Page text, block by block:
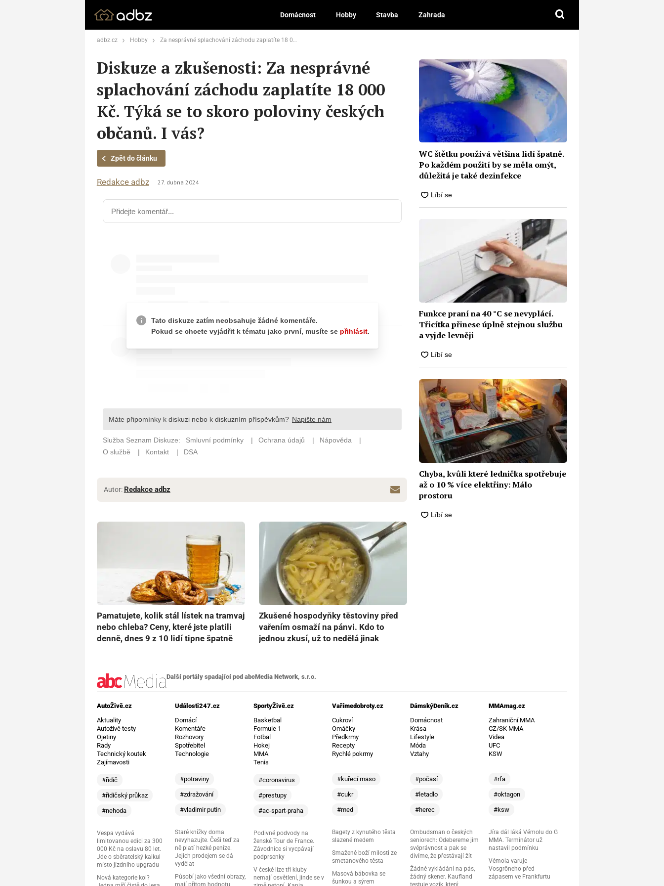
Domácnost Hobby Stavba Zahrada
adbz.cz Hobby Za nesprávné splachování záchodu zaplatíte 18 000 Kč. Týká se to skoro poloviny českých občanů. I vás?
Diskuze a zkušenosti: Za nesprávné
splachování záchodu zaplatíte 18 000
Kč. Týká se to skoro poloviny českých
občanů. I vás?
Zpět do článku
Redakce adbz 27. dubna 2024
Autor: Redakce adbz
Pamatujete, kolik stál lístek na tramvaj
nebo chleba? Ceny, které jste platili
denně, dnes 9 z 10 lidí tipne špatně
Zkušené hospodyňky těstoviny před
vařením osmaží na pánvi. Kdo to
jednou zkusí, už to nedělá jinak
WC štětku používá většina lidí špatně.
Po každém použití by se měla omýt,
důležitá je také dezinfekce
Funkce praní na 40 °C se nevyplácí.
Třicítka přinese úplně stejnou službu
a vyjde levněji
Chyba, kvůli které lednička spotřebuje
až o 10 % více elektřiny: Málo
prostoru
Další portály spadající pod abcMedia Network, s.r.o.
AutoŽivě.cz
Aktuality
Autoživě testy
Ojetiny
Rady
Technický koutek
Zajímavosti
#řidič
#řidičský průkaz
#nehoda
Vespa vydává
limitovanou edici za 300
000 Kč na oslavu 80 let.
Jde o sběratelský kalkul
místo jízdního upgradu
Nová kategorie kol?
Události247.cz
Domácí
Komentáře
Rozhovory
Spotřebitel
Technologie
#potraviny
#zdražování
#vladimir putin
Staré knížky doma
nevyhazujte. Češi teď za
ně platí hezké peníze.
Jejich prodejem se dá
vydělat
Působí jako všední obrazy,
SportyŽivě.cz
Basketbal
Formule 1
Fotbal
Hokej
MMA
Tenis
#coronavirus
#prestupy
#ac-spart-praha
Podivné podvody na
ženské Tour de France.
Závodnice si vycpávají
podprsenky
V české lize tři kluby
nemají osvětlení, jinde se v
Vařímedobroty.cz
Cukroví
Omáčky
Předkrmy
Recepty
Rychlé pokrmy
#kuřecí maso
#cukr
#med
Bagety z kynutého těsta
slazené medem
Smažené boží milosti ze
smetanového těsta
Masová bábovka se
šunkou a sýrem
DámskýDeník.cz
Domácnost
Krása
Lifestyle
Móda
Vztahy
#počasí
#letadlo
#herec
Ombudsman o českých
seniorech: Odebereme jim
svéprávnost a pak se
divíme, že přestávají žít
Žádné vykládání na pás,
žádný skener. Kaufland
MMAmag.cz
Zahraniční MMA
CZ/SK MMA
Videa
UFC
KSW
#rfa
#oktagon
#ksw
Jíra dál láká Vémolu do G
MMA. Terminátor už
nastavil podmínku
Vémola varuje
Vosgröneho před
zápasem ve Frankfurtu